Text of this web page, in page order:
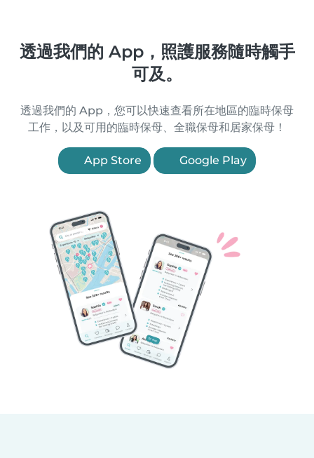
透過我們的 App，照護服務隨時觸手
可及。
透過我們的 App，您可以快速查看所在地區的臨時保母
工作，以及可用的臨時保母、全職保母和居家保母！
App Store Google Play